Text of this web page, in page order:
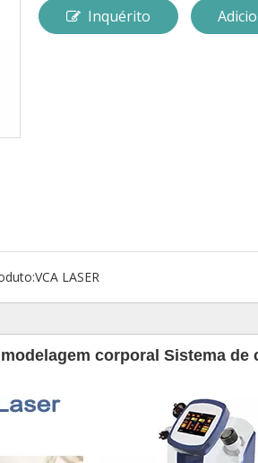
Inquérito
VCA LASER
corporal Sistema de